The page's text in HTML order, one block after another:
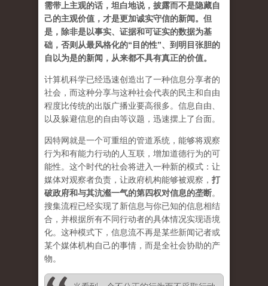
需带上主观的话，坦白地说，披露而不是隐藏自
己的主观价值，才是更加诚实守信的新闻。但
是，除非是以事实、证据和可证实的数据为基
础，否则从最风格化的“目的性”、到明目张胆的
自以为是的新闻，从来都不具有真正的价值。
计算机科学已经迅速创造出了一种信息分享者的
社会，而这种分享与这种社会代表的民主和自由
程度比传统的出版广播业要高很多。信息自由、
以及躲避信息的自由等议题，迅速摆上了台面。
因特网就是一个可重组的管道系统，能够将观察
行为和有能力行动的人互联，增加道德行为的可
能性。这个时代的社会将进入一种新的模式：让
媒体对观察者负责，让政府机构能够被观察， 打
破政府和与其沆瀣一气的第四权对信息的垄断。
搜集流程已经实现了新信息与你已知的信息相结
合，并根据所有不同行动者的具体情况实现语境
化。这种模式下，信息流不再是某些新闻记者或
某个媒体机构自己的事情，而是全社会协助的产
物。